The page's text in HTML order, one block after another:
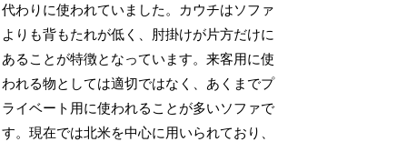
代わりに使われていました。カウチはソファ
よりも背もたれが低く、肘掛けが片方だけに
あることが特徴となっています。来客用に使
われる物としては適切ではなく、あくまでプ
ライベート用に使われることが多いソファで
す。現在では北米を中心に用いられており、